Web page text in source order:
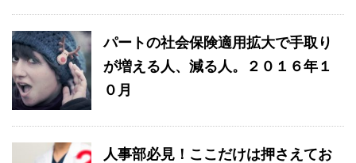
パートの社会保険適用拡大で手取り
が増える人、減る人。２０１６年１
０月
人事部必見！ここだけは押さえてお